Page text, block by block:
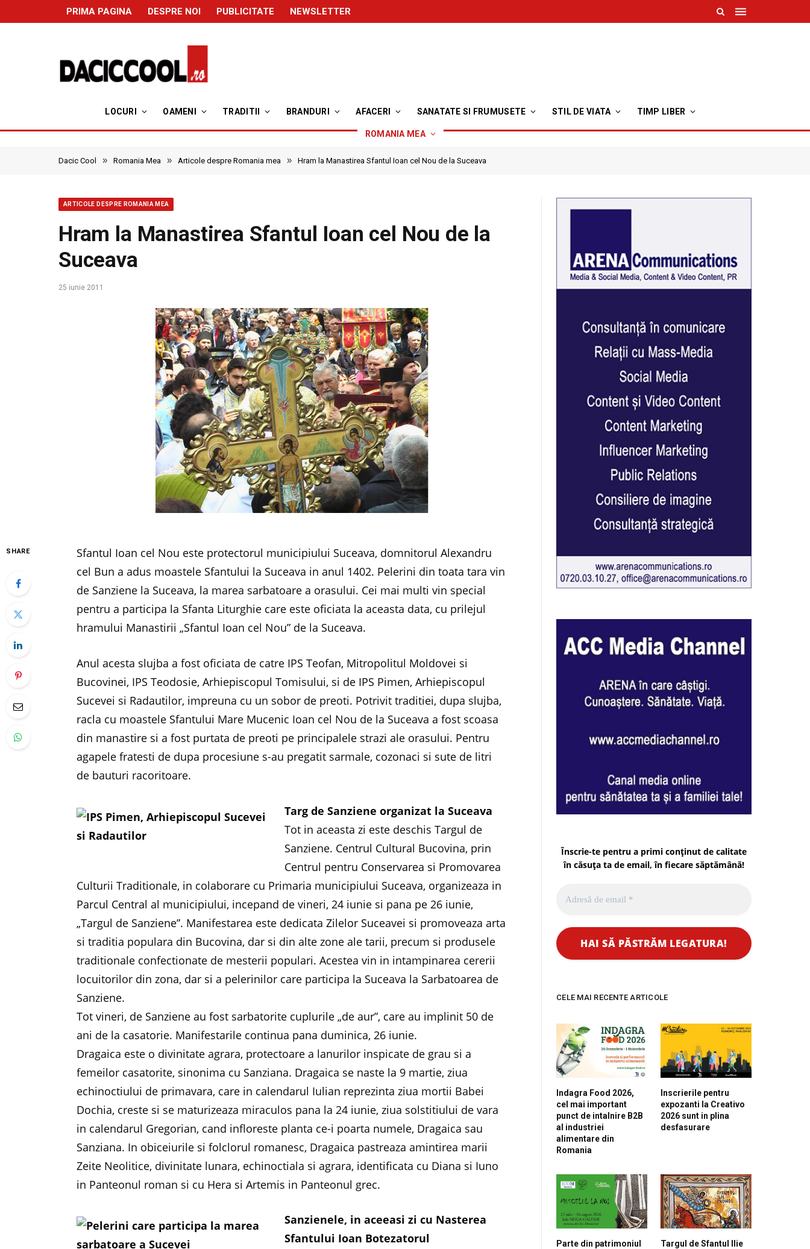
PRIMA PAGINA DESPRE NOI PUBLICITATE NEWSLETTER
LOCURI OAMENI TRADITII BRANDURI AFACERI SANATATE SI FRUMUSETE STIL DE VIATA TIMP LIBER
ROMANIA MEA
Dacic Cool » Romania Mea » Articole despre Romania mea » Hram la Manastirea Sfantul Ioan cel Nou de la Suceava
ARTICOLE DESPRE ROMANIA MEA
Hram la Manastirea Sfantul Ioan cel Nou de la
Suceava
25 iunie 2011
SHARE
Sfantul Ioan cel Nou este protectorul municipiului Suceava, domnitorul Alexandru
cel Bun a adus moastele Sfantului la Suceava in anul 1402. Pelerini din toata tara vin
de Sanziene la Suceava, la marea sarbatoare a orasului. Cei mai multi vin special
pentru a participa la Sfanta Liturghie care este oficiata la aceasta data, cu prilejul
hramului Manastirii „Sfantul Ioan cel Nou” de la Suceava.
Anul acesta slujba a fost oficiata de catre IPS Teofan, Mitropolitul Moldovei si
Bucovinei, IPS Teodosie, Arhiepiscopul Tomisului, si de IPS Pimen, Arhiepiscopul
Sucevei si Radautilor, impreuna cu un sobor de preoti. Potrivit traditiei, dupa slujba,
racla cu moastele Sfantului Mare Mucenic Ioan cel Nou de la Suceava a fost scoasa
din manastire si a fost purtata de preoti pe principalele strazi ale orasului. Pentru
agapele fratesti de dupa procesiune s-au pregatit sarmale, cozonaci si sute de litri
de bauturi racoritoare.
Targ de Sanziene organizat la Suceava
Tot in aceasta zi este deschis Targul de
Sanziene. Centrul Cultural Bucovina, prin
Centrul pentru Conservarea si Promovarea
Culturii Traditionale, in colaborare cu Primaria municipiului Suceava, organizeaza in
Parcul Central al municipiului, incepand de vineri, 24 iunie si pana pe 26 iunie,
„Targul de Sanziene”. Manifestarea este dedicata Zilelor Suceavei si promoveaza arta
si traditia populara din Bucovina, dar si din alte zone ale tarii, precum si produsele
traditionale confectionate de mesterii populari. Acestea vin in intampinarea cererii
locuitorilor din zona, dar si a pelerinilor care participa la Suceava la Sarbatoarea de
Sanziene.
Tot vineri, de Sanziene au fost sarbatorite cuplurile „de aur”, care au implinit 50 de
ani de la casatorie. Manifestarile continua pana duminica, 26 iunie.
Dragaica este o divinitate agrara, protectoare a lanurilor inspicate de grau si a
femeilor casatorite, sinonima cu Sanziana. Dragaica se naste la 9 martie, ziua
echinoctiului de primavara, care in calendarul Iulian reprezinta ziua mortii Babei
Dochia, creste si se maturizeaza miraculos pana la 24 iunie, ziua solstitiului de vara
in calendarul Gregorian, cand infloreste planta ce-i poarta numele, Dragaica sau
Sanziana. In obiceiurile si folclorul romanesc, Dragaica pastreaza amintirea marii
Zeite Neolitice, divinitate lunara, echinoctiala si agrara, identificata cu Diana si Iuno
in Panteonul roman si cu Hera si Artemis in Panteonul grec.
Sanzienele, in aceeasi zi cu Nasterea
Sfantului Ioan Botezatorul
Înscrie-te pentru a primi conținut de calitate
în căsuța ta de email, în fiecare săptămână!
CELE MAI RECENTE ARTICOLE
Indagra Food 2026,
cel mai important
punct de intalnire B2B
al industriei
alimentare din
Romania
Inscrierile pentru
expozanti la Creativo
2026 sunt in plina
desfasurare
Parte din patrimoniul
Targul de Sfantul Ilie